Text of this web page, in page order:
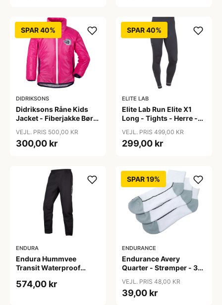
SPAR 40%
DIDRIKSONS
Didriksons Råne Kids
Jacket - Fiberjakke Børn
VEJL. PRIS 500,00 KR
300,00 kr
SPAR 40%
ELITE LAB
Elite Lab Run Elite X1
Long - Tights - Herre -
VEJL. PRIS 499,00 KR
299,00 kr
ENDURA
Endura Hummvee
Transit Waterproof
bukser - Black - Str. XL
574,00 kr
SPAR 19%
ENDURANCE
Endurance Avery
Quarter - Strømper - 3
VEJL. PRIS 48,00 KR
39,00 kr